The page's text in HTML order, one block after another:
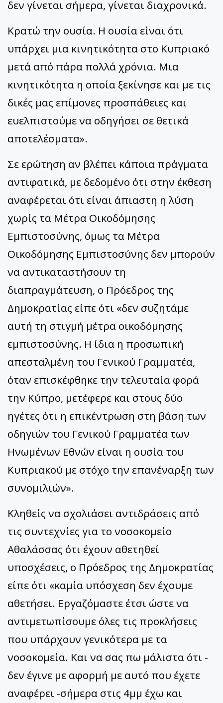
δεν γίνεται σήμερα, γίνεται διαχρονικά.
Κρατώ την ουσία. Η ουσία είναι ότι
υπάρχει μια κινητικότητα στο Κυπριακό
μετά από πάρα πολλά χρόνια. Μια
κινητικότητα η οποία ξεκίνησε και με τις
δικές μας επίμονες προσπάθειες και
ευελπιστούμε να οδηγήσει σε θετικά
αποτελέσματα».
Σε ερώτηση αν βλέπει κάποια πράγματα
αντιφατικά, με δεδομένο ότι στην έκθεση
αναφέρεται ότι είναι άπιαστη η λύση
χωρίς τα Μέτρα Οικοδόμησης
Εμπιστοσύνης, όμως τα Μέτρα
Οικοδόμησης Εμπιστοσύνης δεν μπορούν
να αντικαταστήσουν τη
διαπραγμάτευση, ο Πρόεδρος της
Δημοκρατίας είπε ότι «δεν συζητάμε
αυτή τη στιγμή μέτρα οικοδόμησης
εμπιστοσύνης. Η ίδια η προσωπική
απεσταλμένη του Γενικού Γραμματέα,
όταν επισκέφθηκε την τελευταία φορά
την Κύπρο, μετέφερε και στους δύο
ηγέτες ότι η επικέντρωση στη βάση των
οδηγιών του Γενικού Γραμματέα των
Ηνωμένων Εθνών είναι η ουσία του
Κυπριακού με στόχο την επανέναρξη των
συνομιλιών».
Κληθείς να σχολιάσει αντιδράσεις από
τις συντεχνίες για το νοσοκομείο
Αθαλάσσας ότι έχουν αθετηθεί
υποσχέσεις, ο Πρόεδρος της Δημοκρατίας
είπε ότι «καμία υπόσχεση δεν έχουμε
αθετήσει. Εργαζόμαστε έτσι ώστε να
αντιμετωπίσουμε όλες τις προκλήσεις
που υπάρχουν γενικότερα με τα
νοσοκομεία. Και να σας πω μάλιστα ότι -
δεν έγινε με αφορμή με αυτό που έχετε
αναφέρει -σήμερα στις 4μμ έχω και